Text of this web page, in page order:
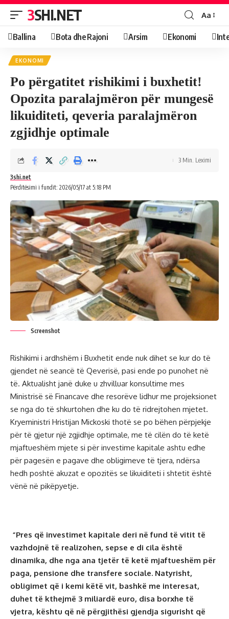
3SHI.NET Aa
Ballina Bota dhe Rajoni Arsim Ekonomi
EKONOMI
Po përgatitet rishikimi i buxhetit!
Opozita paralajmëron për mungesë
likuiditeti, qeveria paralajmëron
zgjidhje optimale
Përditësimi i fundit: 2026/05/17 at 5:18 PM
3shi.net
3 Min. Leximi
Screenshot
Rishikimi i ardhshëm i Buxhetit ende nuk dihet se kur do të
gjendet në seancë të Qeverisë, pasi ende po punohet në
të. Aktualisht janë duke u zhvilluar konsultime mes
Ministrisë së Financave dhe resorëve lidhur me projeksionet
se nga do të shkurtohen dhe ku do të ridrejtohen mjetet.
Kryeministri Hristijan Mickoski thotë se po bëhen përpjekje
për të gjetur një zgjidhje optimale, me të cilën do të ketë
mjaftueshëm mjete si për investime kapitale ashtu edhe
për pagesën e pagave dhe obligimeve të tjera, ndërsa
hedh poshtë akuzat e opozitës se likuiditeti i shtetit është
vënë në pikëpyetje.
“Pres që investimet kapitale deri në fund të vitit të
vazhdojnë të realizohen, sepse e di cila është
dinamika, dhe nga ana tjetër të ketë mjaftueshëm për
paga, pensione dhe transfere sociale. Natyrisht,
obligimet që i kemi këtë vit, bashkë me interesat,
duhet të kthejmë 3 miliardë euro, disa borxhe të
vjetra, kështu që në përgjithësi gjendja sigurisht që